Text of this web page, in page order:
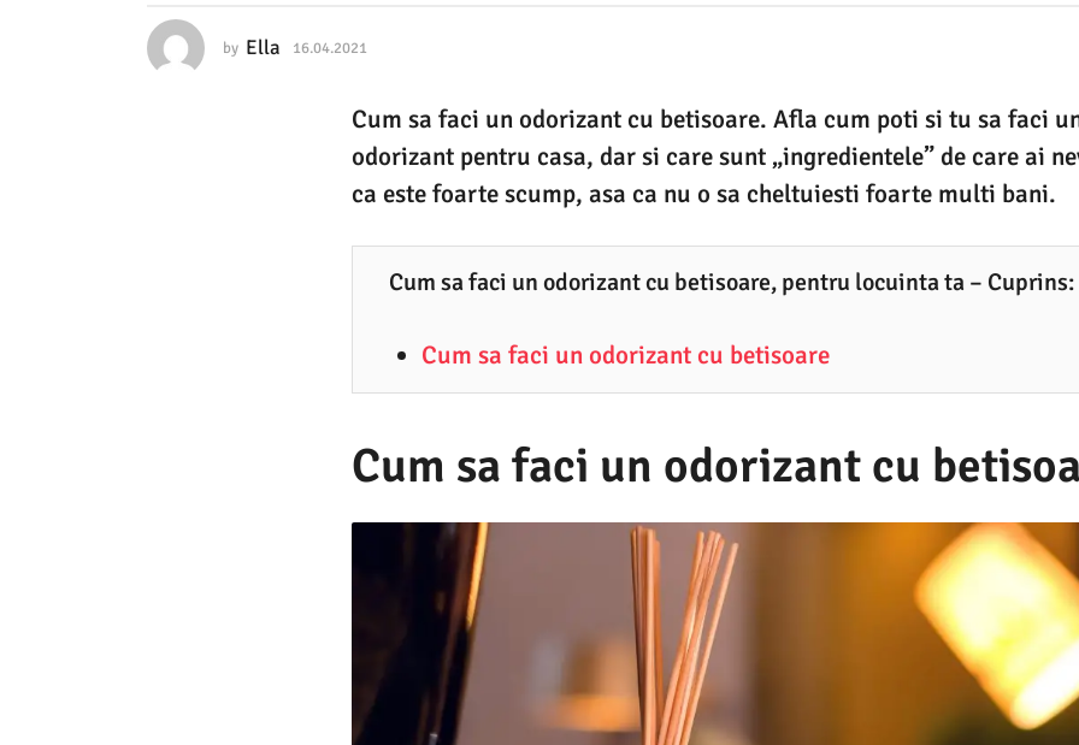
.
2
by Ella 16.04.2021
0
.
2
0
1
Cum sa faci un odorizant cu betisoare. Afla cum poti si tu sa faci
odorizant pentru casa, dar si care sunt „ingredientele” de care ai
ca este foarte scump, asa ca nu o sa cheltuiesti foarte multi bani.
Cum sa faci un odorizant cu betisoare, pentru locuinta ta – Cuprins:
Cum sa faci un odorizant cu betisoare
Cum sa faci un odorizant cu